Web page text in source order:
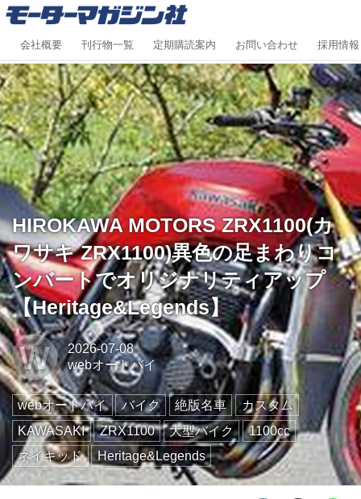
会社概要 刊行物一覧 定期購読案内 お問い合わせ 採用情報
HIROKAWA MOTORS ZRX1100(カ
ワサキ ZRX1100)異色の足まわりコ
ンバートでオリジナリティアップ
【Heritage&Legends】
W
2026-07-08
webオートバイ
webオートバイ バイク 絶版名車
カスタム
KAWASAKI
ZRX1100 大型バイク
1100cc
ネイキッド
Heritage&Legends